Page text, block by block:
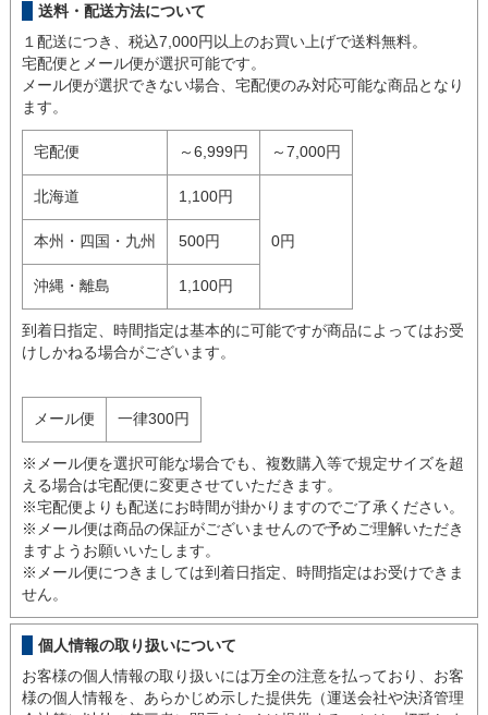
送料・配送方法について
１配送につき、税込7,000円以上のお買い上げで送料無料。
宅配便とメール便が選択可能です。
メール便が選択できない場合、宅配便のみ対応可能な商品となり
ます。
宅配便 ～6,999円 ～7,000円
北海道 1,100円
0円
本州・四国・九州 500円
沖縄・離島 1,100円
到着日指定、時間指定は基本的に可能ですが商品によってはお受
けしかねる場合がございます。
メール便 一律300円
※メール便を選択可能な場合でも、複数購入等で規定サイズを超
える場合は宅配便に変更させていただきます。
※宅配便よりも配送にお時間が掛かりますのでご了承ください。
※メール便は商品の保証がございませんので予めご理解いただき
ますようお願いいたします。
※メール便につきましては到着日指定、時間指定はお受けできま
せん。
個人情報の取り扱いについて
お客様の個人情報の取り扱いには万全の注意を払っており、お客
様の個人情報を、あらかじめ示した提供先（運送会社や決済管理